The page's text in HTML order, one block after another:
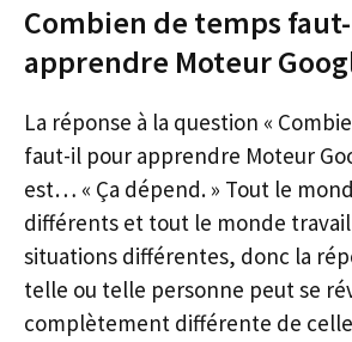
Combien de temps
apprendre Moteur
La réponse à la question «
faut-il pour apprendre Moteur
est… « Ça dépend. » Tout le
différents et tout le monde
situations différentes, donc la
telle ou telle personne peut se
complètement différente de